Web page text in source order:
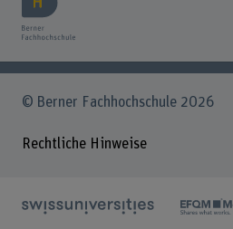
© Berner Fachhochschule 2026
Rechtliche Hinweise